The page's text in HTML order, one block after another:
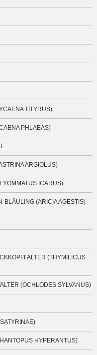
TITYRUS)
PHLAEAS)
ARGIOLUS)
ICARUS)
BLÄULING (ARICIA AGESTIS)
(THYMILICUS
(OCHLODES SYLVANUS)
HYPERANTUS)